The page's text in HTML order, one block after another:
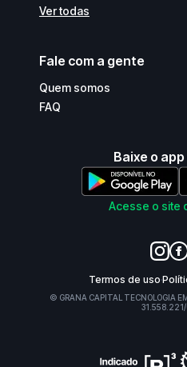
Ver todas
Fale com a gente
Quem somos
FAQ
Baixe o
Acesse o site
Termos de uso
© GRANA CAPITAL TECNOLOGIA